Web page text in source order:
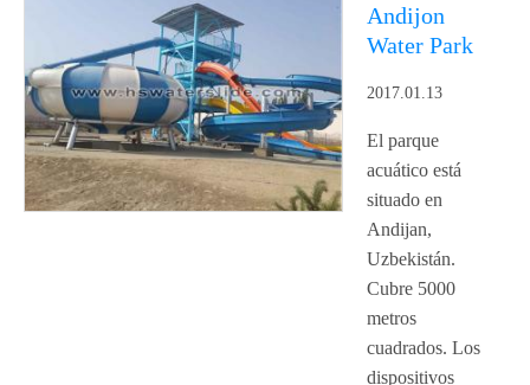
Andijon
Water Park
2017.01.13
El parque
acuático está
situado en
Andijan,
Uzbekistán.
Cubre 5000
metros
cuadrados. Los
dispositivos